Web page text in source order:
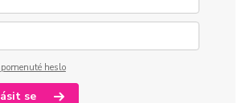
heslo
se